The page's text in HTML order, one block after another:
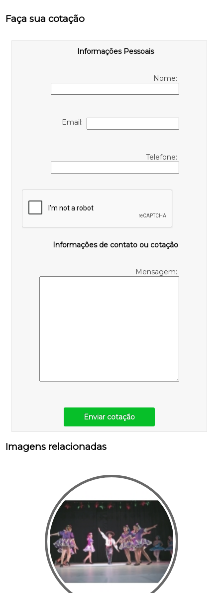
Faça sua cotação
Informações Pessoais
Nome:
Email:
Telefone:
Informações de contato ou cotação
Mensagem:
Enviar cotação
Imagens relacionadas